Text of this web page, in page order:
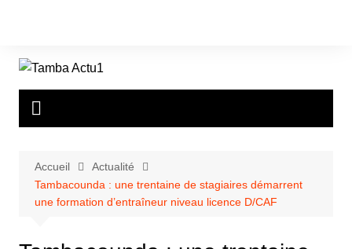
Accueil
Actualité
Tambacounda : une trentaine de stagiaires démarrent
une formation d’entraîneur niveau licence D/CAF